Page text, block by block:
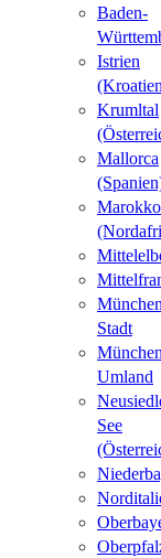
Baden-
Istrien
Krumltal
Mallorca
Marokko
Stadt
Umland
See